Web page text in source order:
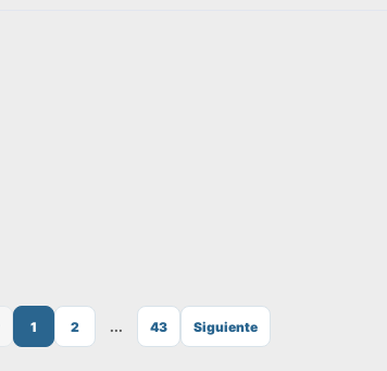
1 2 ... 43 Siguiente